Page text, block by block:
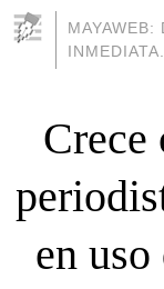
MAYAWEB:
INMEDIATA.
Crece
en uso